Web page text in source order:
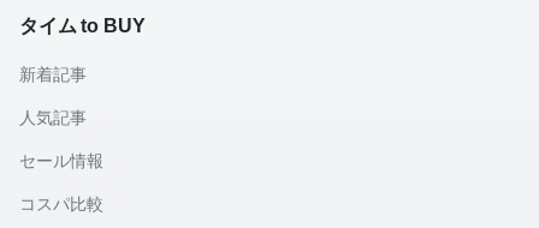
タイム to BUY
新着記事
人気記事
セール情報
コスパ比較